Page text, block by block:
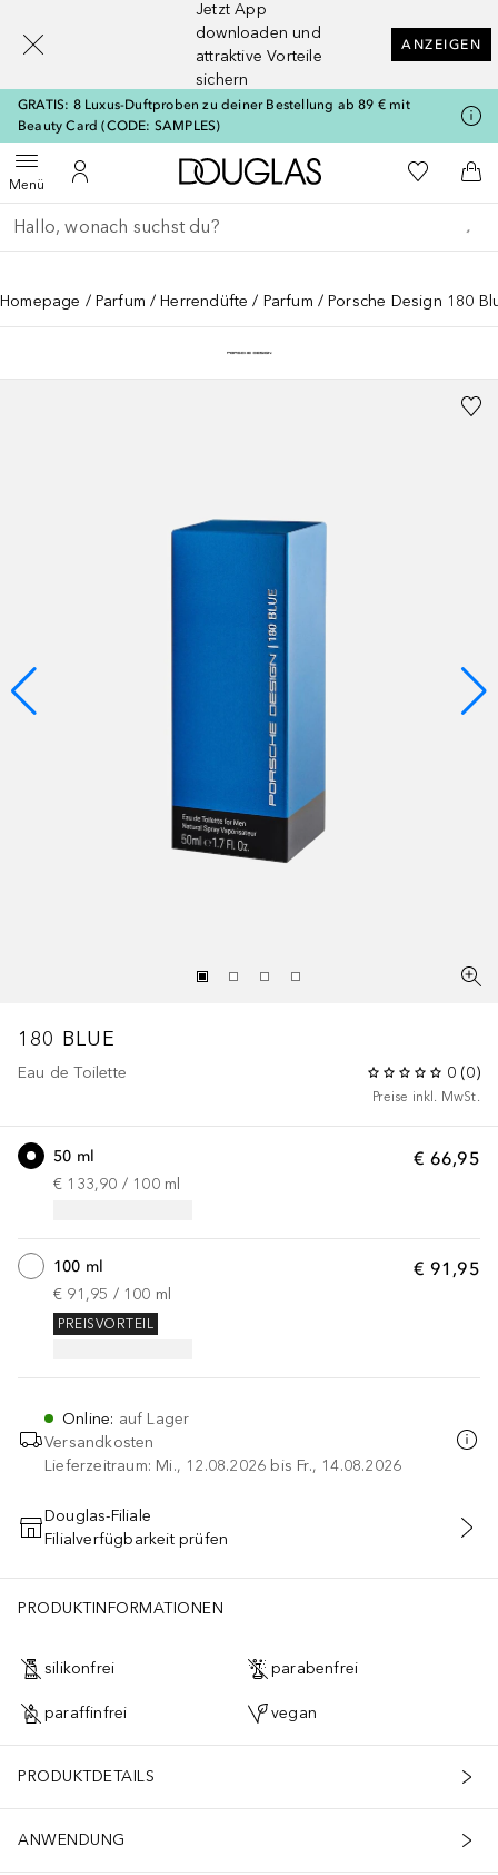
Jetzt App
downloaden und
attraktive Vorteile
sichern
ANZEIGEN
GRATIS: 8 Luxus-Duftproben zu deiner Bestellung ab 89 € mit
Beauty Card (CODE: SAMPLES)
MenüMenü öffnenZu Meinem Kundenkonto
Zur Douglas Startseite
Zu Meiner
Gehe zurück
Suche ausführen
Homepage Parfum Herrendüfte Parfum Porsche Design 180
180 BLUE
Eau de Toilette 0 (0)
Preise inkl. MwSt.
€ 66,95
50 ml
€ 133,90 / 100 ml
€ 91,95
100 ml
€ 91,95 / 100 ml
PREISVORTEIL
Online: auf Lager
Versandkosten
Lieferzeitraum: Mi., 12.08.2026 bis Fr., 14.08.2026
IN DEN WARENKORB
Douglas-Filiale
Filialverfügbarkeit prüfen
PRODUKTINFORMATIONEN
silikonfrei parabenfrei
paraffinfrei vegan
PRODUKTDETAILS
ANWENDUNG
[navigation.slideout.screenreader]